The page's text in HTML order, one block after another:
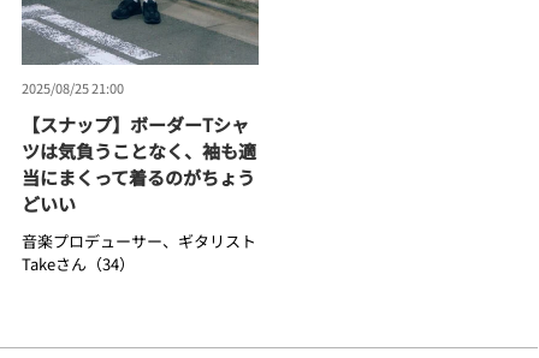
2025/08/25 21:00
【スナップ】ボーダーTシャ
ツは気負うことなく、袖も適
当にまくって着るのがちょう
どいい
音楽プロデューサー、ギタリスト
Takeさん（34）